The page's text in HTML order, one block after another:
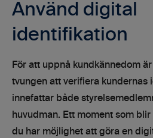
Använd digital
identifikation
För att uppnå kundkännedom
tvungen att verifiera kundernas
innefattar både
huvudman. Ett moment som
du har möjlighet att göra en